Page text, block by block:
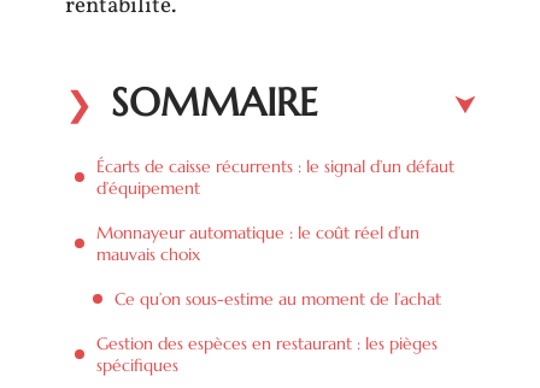
SOMMAIRE
Écarts de caisse récurrents : le signal d’un défaut
d’équipement
Monnayeur automatique : le coût réel d’un
mauvais choix
Ce qu’on sous-estime au moment de l’achat
Gestion des espèces en restaurant : les pièges
spécifiques